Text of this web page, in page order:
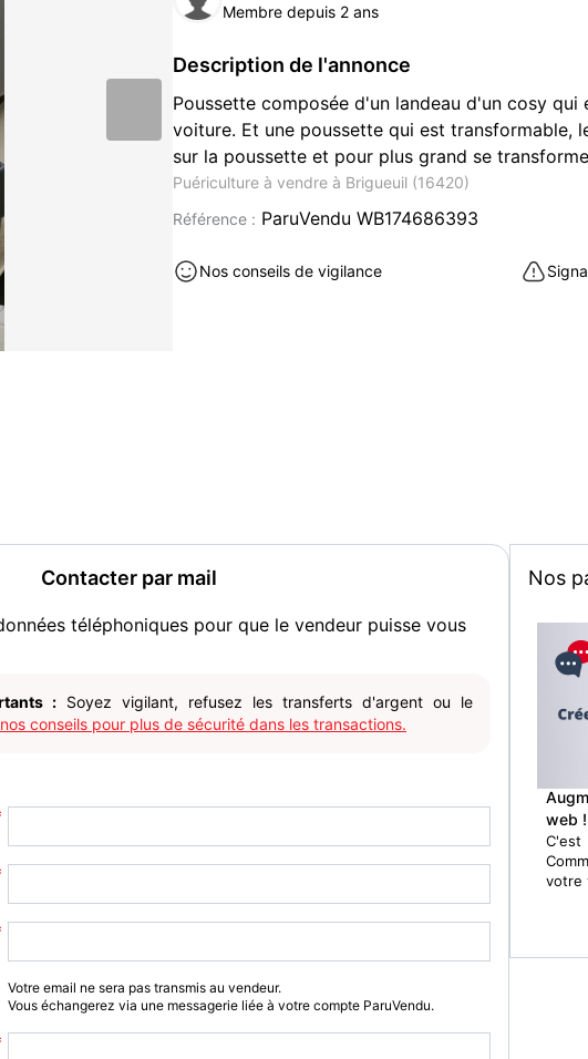
Membre depuis 2 ans
Description de l'annonce
Poussette composée d'un landeau d'un cosy
voiture. Et une poussette qui est transformable,
sur la poussette et pour plus grand se
Puériculture à vendre à Brigueuil (16420)
Référence : ParuVendu WB174686393
Nos conseils de vigilance
Contacter par mail
téléphoniques pour que le vendeur puisse vous
: Soyez vigilant, refusez les transferts d'argent ou le
nos conseils pour plus de sécurité dans les transactions.
Votre email ne sera pas transmis au vendeur.
Vous échangerez via une messagerie liée à votre compte ParuVendu.
Nos
web !
votre